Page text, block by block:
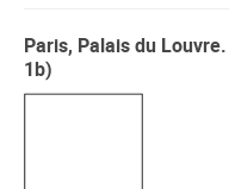
Paris, Palais du
1b)